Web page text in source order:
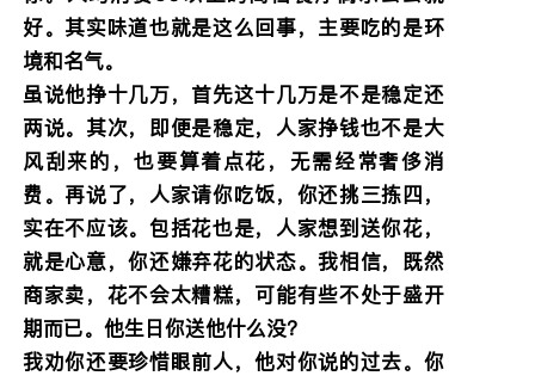
好。其实味道也就是这么回事，主要吃的是环
境和名气。
虽说他挣十几万，首先这十几万是不是稳定还
两说。其次，即便是稳定，人家挣钱也不是大
风刮来的，也要算着点花，无需经常奢侈消
费。再说了，人家请你吃饭，你还挑三拣四，
实在不应该。包括花也是，人家想到送你花，
就是心意，你还嫌弃花的状态。我相信，既然
商家卖，花不会太糟糕，可能有些不处于盛开
期而已。他生日你送他什么没？
我劝你还要珍惜眼前人，他对你说的过去。你